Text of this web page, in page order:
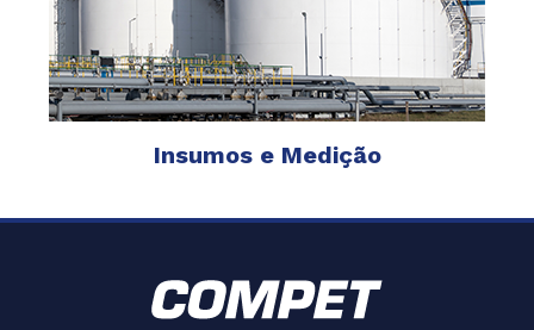
Insumos e Medição